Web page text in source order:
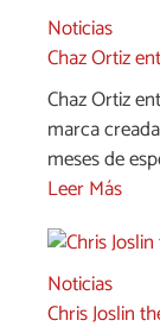
Noticias
Chaz Ortiz
Chaz Ortiz
marca
meses de
Leer Más
Noticias
Chris Joslin